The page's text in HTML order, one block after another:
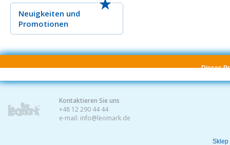
Neuigkeiten und
Promotionen
Dieses
Kontaktieren Sie uns
+48 12 290 44 44
e-mail: info@leomark.de
Sklep